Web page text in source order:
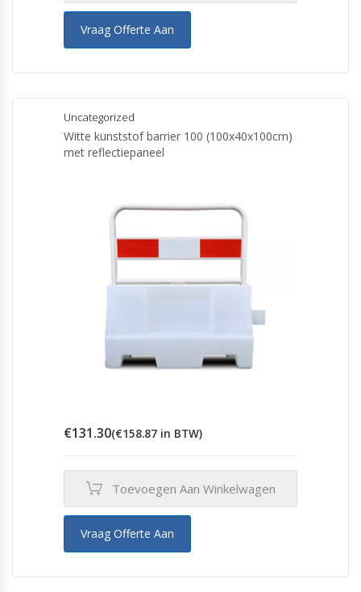
Vraag Offerte Aan
Uncategorized
Witte kunststof barrier 100 (100x40x100cm)
met reflectiepaneel
€131.30(€158.87 in BTW)
Toevoegen Aan Winkelwagen
Vraag Offerte Aan